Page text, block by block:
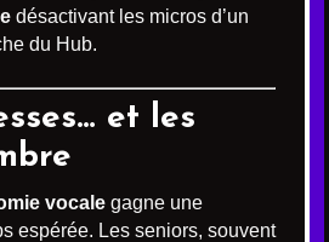
désactivant les micros d’un
du Hub.
et les
vocale gagne une
espérée. Les seniors, souvent